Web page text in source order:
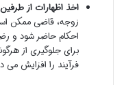
اخذ اظهارات از
زوجه، قاضی ممکن
احکام حاضر شود و
برای جلوگیری از
فرآیند را افزایش می